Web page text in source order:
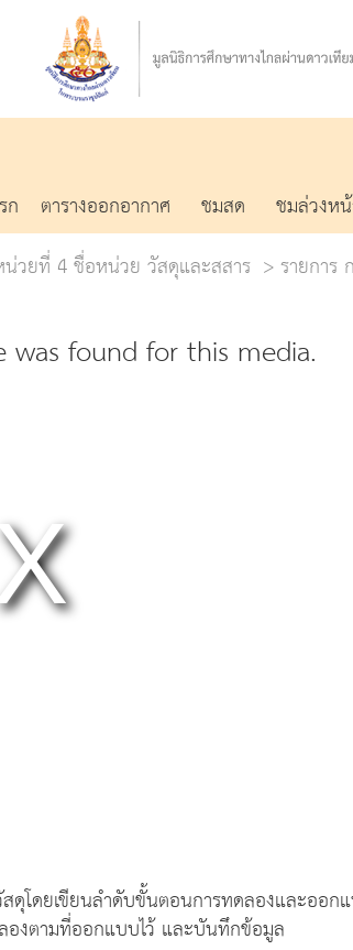
ก ตารางออกอากาศ ชมสด ชมล่วงห
วยที่ 4 ชื่อหน่วย วัสดุและสสาร
รายการ
found for this media.
โดยเขียนลำดับขั้นตอนการทดลองและออก
งตามที่ออกแบบไว้ และบันทึกข้อมูล